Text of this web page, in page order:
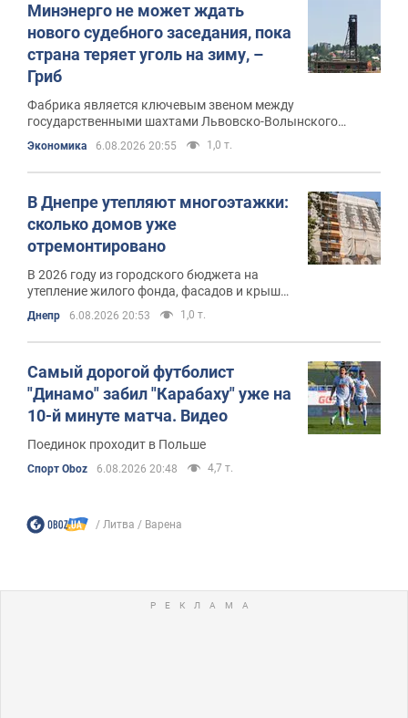
Минэнерго не может ждать
нового судебного заседания, пока
страна теряет уголь на зиму, –
Гриб
Фабрика является ключевым звеном между
государственными шахтами Львовско-Волынского
бассейна и тепловыми электростанциями
Экономика 6.08.2026 20:55 1,0 т.
В Днепре утепляют многоэтажки:
сколько домов уже
отремонтировано
В 2026 году из городского бюджета на
утепление жилого фонда, фасадов и крыш
было выделено 300 миллионов гривен
Днепр 6.08.2026 20:53 1,0 т.
Самый дорогой футболист
"Динамо" забил "Карабаху" уже на
10-й минуте матча. Видео
Поединок проходит в Польше
Спорт Oboz 6.08.2026 20:48 4,7 т.
Литва Варена